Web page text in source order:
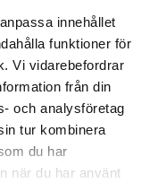
innehållet
funktioner för
Vi vidarebefordrar
från din
och analysföretag
tur kombinera
du har
när du har använt
grottan leder
bred spricka i
lång och det kan
sig fram i
ficklampan.